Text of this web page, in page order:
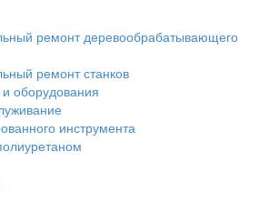
ремонт деревообрабатывающего
ремонт станков
оборудования
инструмента